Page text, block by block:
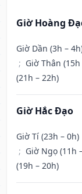
Giờ Hoàng
Giờ Dần (3h –
; Giờ Thân
(21h – 22h)
Giờ Hắc Đạo
Giờ Tí (23h – 0h)
; Giờ Ngọ (11h
(19h – 20h)